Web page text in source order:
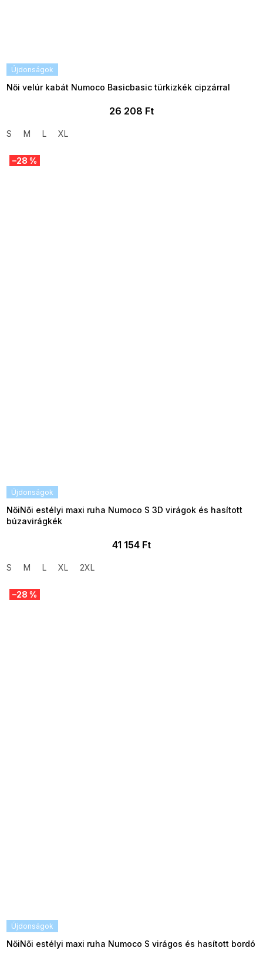
Újdonságok
Női velúr kabát Numoco Basicbasic türkizkék cipzárral
26 208 Ft
S M L XL
Újdonságok
–28 %
NőiNői estélyi maxi ruha Numoco S 3D virágok és hasított
búzavirágkék
41 154 Ft
S M L XL 2XL
Újdonságok
–28 %
NőiNői estélyi maxi ruha Numoco S virágos és hasított bordó